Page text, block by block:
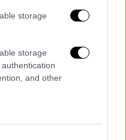
storage
storage
and otherτου
ότι θα βιάσει